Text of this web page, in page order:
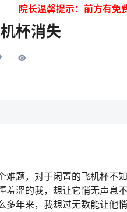
院长温馨提示：前方有
杯消失
难题，对于闲置的飞机杯不
羞涩的我，想让它悄无声息
多年来，我想过无数能让他